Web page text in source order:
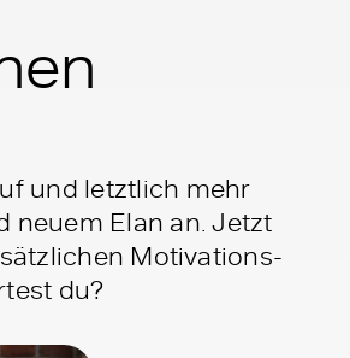
und letztlich mehr
neuem Elan an. Jetzt
Motivations-
du?